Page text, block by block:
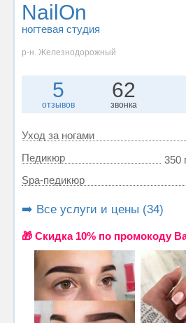
NailOn
ногтевая студия
р-н. Железнодорожный
5
отзывов
62
звонка
Уход за ногами
Педикюр
350
Spa-педикюр
➡️ Все услуги и цены (34)
🎁 Cкидка 10% по промокоду